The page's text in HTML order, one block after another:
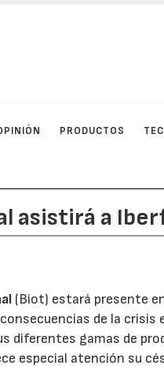
PRODUCTOS
asistirá a
(Biot) estará presente
de la crisis
diferentes gamas de
especial atención su